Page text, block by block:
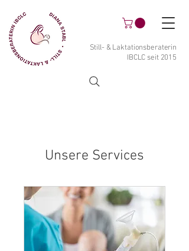
Still- & Laktationsberaterin
IBCLC seit 2015
Unsere Services